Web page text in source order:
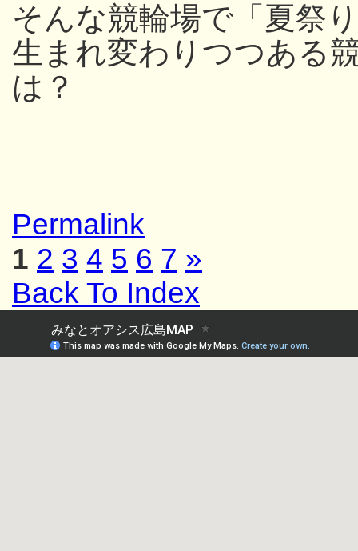
そんな競輪場で「夏祭
生まれ変わりつつある
は？
Permalink
1 2 3 4 5 6 7 »
Back To Index